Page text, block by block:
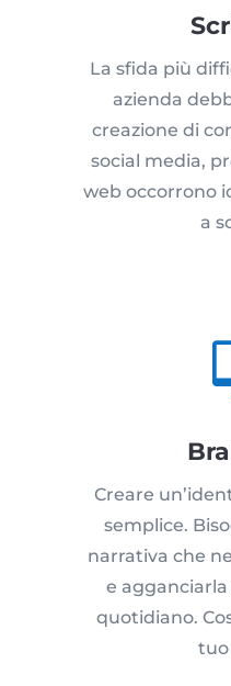
La sfida più
azienda
creazione di
social media,
web occorrono
a
Creare
semplice.
narrativa che
e
quotidiano.
tuo